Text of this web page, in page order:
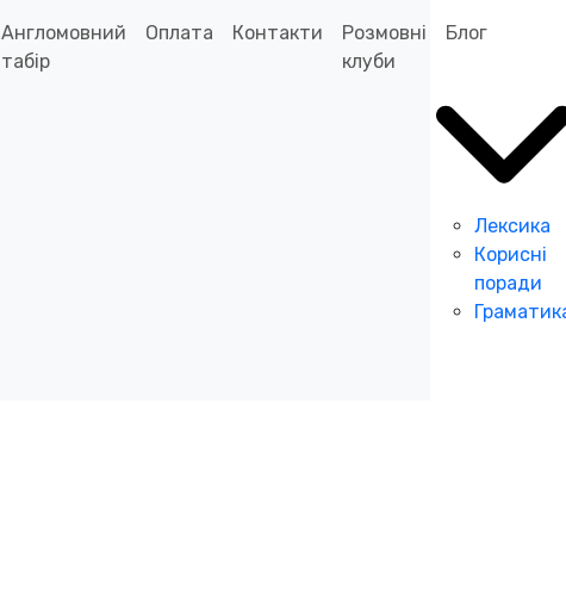
Англомовний
табір
Оплата Контакти
Розмовні
клуби
Блог
Лексика
Корисні
поради